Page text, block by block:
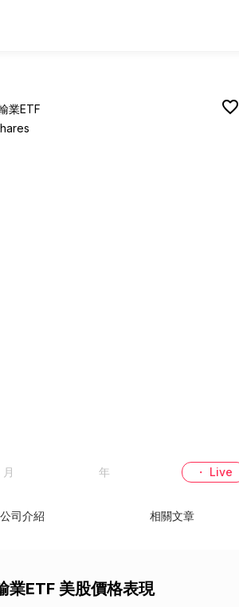
業ETF
favorite_border
月 年 ・ Live
公司介紹 相關文章
ETF 美股價格表現